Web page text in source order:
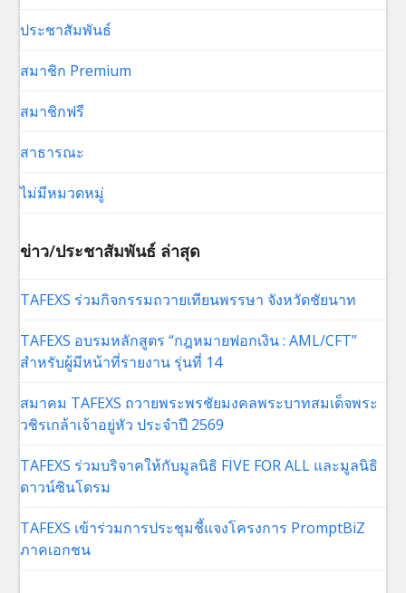
ประชาสัมพันธ์
สมาชิก Premium
สมาชิกฟรี
สาธารณะ
ไม่มีหมวดหมู่
ข่าว/ประชาสัมพันธ์ ล่าสุด
TAFEXS ร่วมกิจกรรมถวายเทียนพรรษา จังหวัดชัยนาท
TAFEXS อบรมหลักสูตร “กฎหมายฟอกเงิน : AML/CFT”
สำหรับผู้มีหน้าที่รายงาน รุ่นที่ 14
สมาคม TAFEXS ถวายพระพรชัยมงคลพระบาทสมเด็จพระ
วชิรเกล้าเจ้าอยู่หัว ประจำปี 2569
TAFEXS ร่วมบริจาคให้กับมูลนิธิ FIVE FOR ALL และมูลนิธิ
ดาวน์ซินโดรม
TAFEXS เข้าร่วมการประชุมชี้แจงโครงการ PromptBiZ
ภาคเอกชน